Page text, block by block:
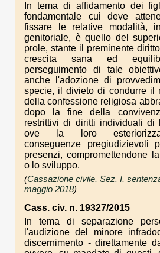
In tema di affidamento dei
fondamentale cui deve
fissare le relative modalità,
genitoriale, è quello del
prole, stante il preminente
crescita sana ed
perseguimento di tale
anche l'adozione di
specie, il divieto di condurre il
della confessione religiosa
dopo la fine della
restrittivi di diritti individuali di
ove la loro
conseguenze
presenzi, compromettendone
o lo sviluppo.
(Cassazione civile, Sez. I,
maggio 2018)
Cass. civ. n. 19327/2015
In tema di separazione
l'audizione del minore
discernimento - direttamente